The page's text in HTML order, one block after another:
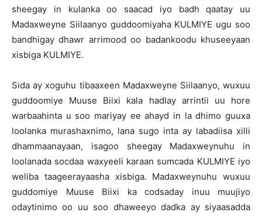
sheegay in kulanka oo saacad iyo badh qaatay uu
Madaxweyne Siilaanyo guddoomiyaha KULMIYE ugu soo
bandhigay dhawr arrimood oo badankoodu khuseeyaan
xisbiga KULMIYE.
Sida ay xoguhu tibaaxeen Madaxweyne Siilaanyo, wuxuu
guddoomiye Muuse Biixi kala hadlay arrintii uu hore
warbaahinta u soo mariyay ee ahayd in la dhimo guuxa
loolanka murashaxnimo, lana sugo inta ay labadiisa xilli
dhammaanayaan, isagoo sheegay Madaxweynuhu in
loolanada socdaa waxyeeli karaan sumcada KULMIYE iyo
weliba taageerayaasha xisbiga. Madaxweynuhu wuxuu
guddomiye Muuse Biixi ka codsaday inuu muujiyo
odaytinimo oo uu soo dhaweeyo dadka ay siyaasadda